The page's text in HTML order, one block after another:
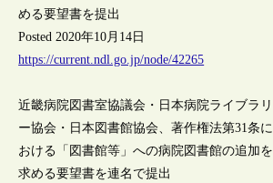
める要望書を提出
Posted 2020年10月14日
https://current.ndl.go.jp/node/42265
近畿病院図書室協議会・日本病院ライブラリ
ー協会・日本図書館協会、著作権法第31条に
おける「図書館等」への病院図書館の追加を
求める要望書を連名で提出